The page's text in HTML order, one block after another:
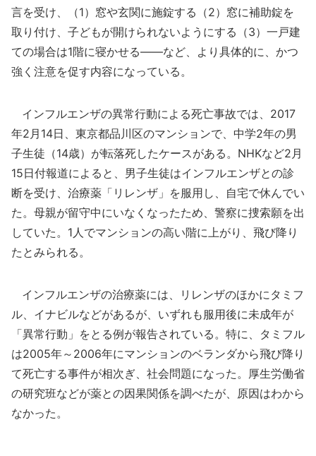
言を受け、（1）窓や玄関に施錠する（2）窓に補助錠を
取り付け、子どもが開けられないようにする（3）一戸建
ての場合は1階に寝かせる――など、より具体的に、かつ
強く注意を促す内容になっている。
インフルエンザの異常行動による死亡事故では、2017
年2月14日、東京都品川区のマンションで、中学2年の男
子生徒（14歳）が転落死したケースがある。NHKなど2月
15日付報道によると、男子生徒はインフルエンザとの診
断を受け、治療薬「リレンザ」を服用し、自宅で休んでい
た。母親が留守中にいなくなったため、警察に捜索願を出
していた。1人でマンションの高い階に上がり、飛び降り
たとみられる。
インフルエンザの治療薬には、リレンザのほかにタミフ
ル、イナビルなどがあるが、いずれも服用後に未成年が
「異常行動」をとる例が報告されている。特に、タミフル
は2005年～2006年にマンションのベランダから飛び降り
て死亡する事件が相次ぎ、社会問題になった。厚生労働省
の研究班などが薬との因果関係を調べたが、原因はわから
なかった。